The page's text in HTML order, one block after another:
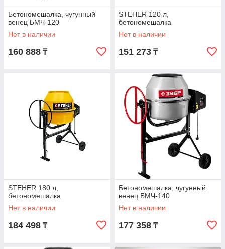
Бетономешалка, чугунный
венец БМЧ-120
Нет в наличии
160 888 ₸
STEHER 120 л,
бетономешалка
Нет в наличии
151 273 ₸
STEHER 180 л,
бетономешалка
Нет в наличии
184 498 ₸
Бетономешалка, чугунный
венец БМЧ-140
Нет в наличии
177 358 ₸